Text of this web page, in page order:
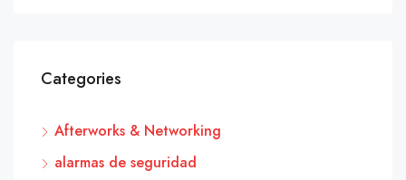
Categories
Afterworks & Networking
alarmas de seguridad